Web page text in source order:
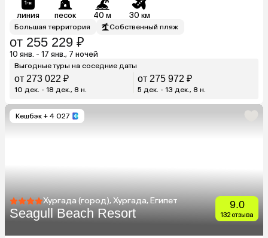
линия песок 40 м 30 км
Большая территория Собственный пляж
от 255 229 ₽
10 янв. - 17 янв., 7 ночей
Выгодные туры на соседние даты
от 273 022 ₽
10 дек. - 18 дек., 8 н.
от 275 972 ₽
5 дек. - 13 дек., 8 н.
Кешбэк + 4 027
Хургада (город), Хургада, Египет
Seagull Beach Resort
9.0
132 отзыва